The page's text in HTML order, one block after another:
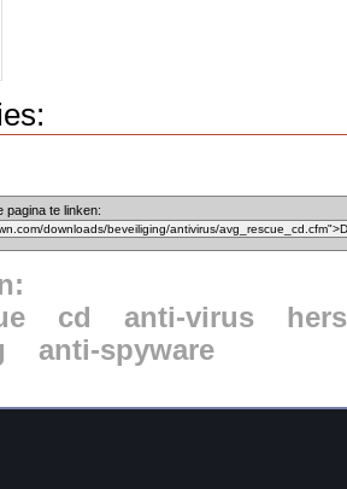
pagina te linken:
cd anti-virus
anti-spyware